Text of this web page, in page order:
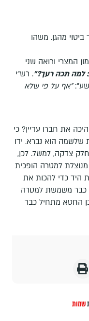
מהגן. משהו
המצרי ורואה שני
למה תכה רעך?". רש"י
"אף על פי שלא
את חברו עדיין? כי
שלשמה הוא נברא. ידו
צדקה, למשל. לכן,
למטרה הופכית
היד כדי להכות את
כבר משמשת למטרה
החטא מתחיל כבר
שמות